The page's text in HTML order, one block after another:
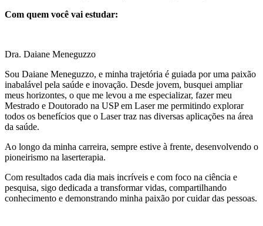
Com quem você vai estudar:
Dra. Daiane Meneguzzo
Sou Daiane Meneguzzo, e minha trajetória é guiada por uma paixão
inabalável pela saúde e inovação. Desde jovem, busquei ampliar
meus horizontes, o que me levou a me especializar, fazer meu
Mestrado e Doutorado na USP em Laser me permitindo explorar
todos os benefícios que o Laser traz nas diversas aplicações na área
da saúde.
Ao longo da minha carreira, sempre estive à frente, desenvolvendo o
pioneirismo na laserterapia.
Com resultados cada dia mais incríveis e com foco na ciência e
pesquisa, sigo dedicada a transformar vidas, compartilhando
conhecimento e demonstrando minha paixão por cuidar das pessoas.